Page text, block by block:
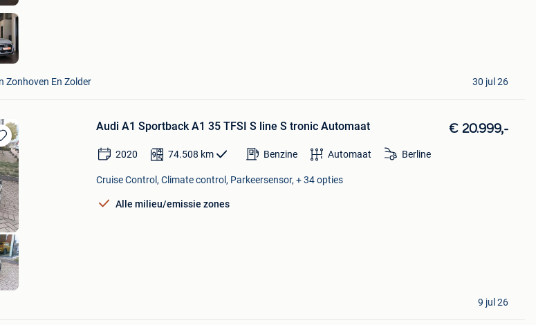
Zonhoven En Zolder
30 jul 26
Audi A1 Sportback A1 35 TFSI S line S tronic Automaat € 20.999,-
2020 74.508 km Benzine Automaat Berline
Cruise Control, Climate control, Parkeersensor, + 34 opties
Alle milieu/emissie zones
9 jul 26